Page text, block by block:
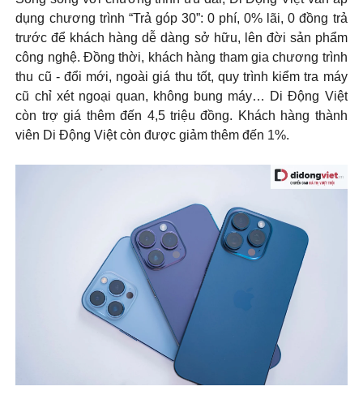
dụng chương trình “Trả góp 30”: 0 phí, 0% lãi, 0 đồng trả
trước để khách hàng dễ dàng sở hữu, lên đời sản phẩm
công nghệ. Đồng thời, khách hàng tham gia chương trình
thu cũ - đổi mới, ngoài giá thu tốt, quy trình kiểm tra máy
cũ chỉ xét ngoại quan, không bung máy… Di Động Việt
còn trợ giá thêm đến 4,5 triệu đồng. Khách hàng thành
viên Di Động Việt còn được giảm thêm đến 1%.